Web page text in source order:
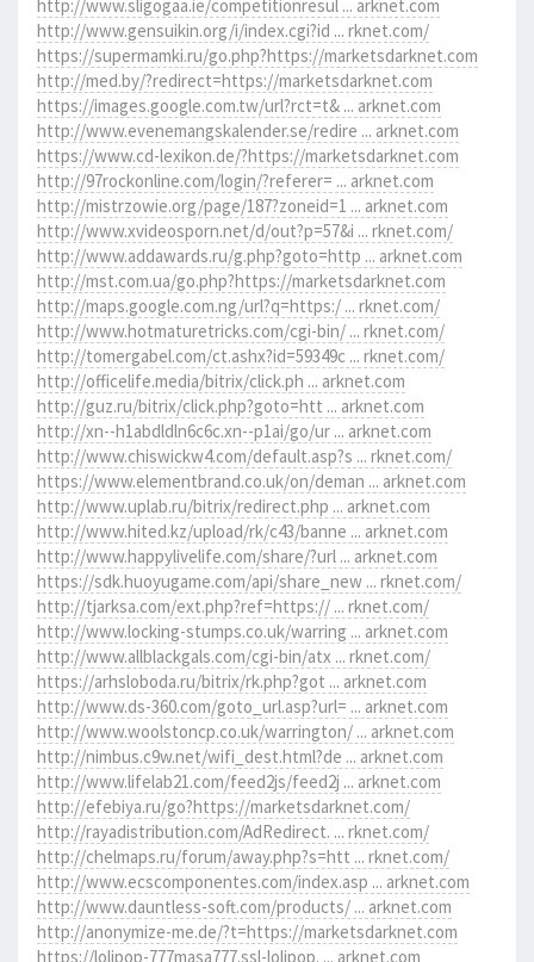
http://www.sligogaa.ie/competitionresul ... arknet.com
http://www.gensuikin.org/i/index.cgi?id ... rknet.com/
https://supermamki.ru/go.php?https://marketsdarknet.com
http://med.by/?redirect=https://marketsdarknet.com
https://images.google.com.tw/url?rct=t& ... arknet.com
http://www.evenemangskalender.se/redire ... arknet.com
https://www.cd-lexikon.de/?https://marketsdarknet.com
http://97rockonline.com/login/?referer= ... arknet.com
http://mistrzowie.org/page/187?zoneid=1 ... arknet.com
http://www.xvideosporn.net/d/out?p=57&i ... rknet.com/
http://www.addawards.ru/g.php?goto=http ... arknet.com
http://mst.com.ua/go.php?https://marketsdarknet.com
http://maps.google.com.ng/url?q=https:/ ... rknet.com/
http://www.hotmaturetricks.com/cgi-bin/ ... rknet.com/
http://tomergabel.com/ct.ashx?id=59349c ... rknet.com/
http://officelife.media/bitrix/click.ph ... arknet.com
http://guz.ru/bitrix/click.php?goto=htt ... arknet.com
http://xn--h1abdldln6c6c.xn--p1ai/go/ur ... arknet.com
http://www.chiswickw4.com/default.asp?s ... rknet.com/
https://www.elementbrand.co.uk/on/deman ... arknet.com
http://www.uplab.ru/bitrix/redirect.php ... arknet.com
http://www.hited.kz/upload/rk/c43/banne ... arknet.com
http://www.happylivelife.com/share/?url ... arknet.com
https://sdk.huoyugame.com/api/share_new ... rknet.com/
http://tjarksa.com/ext.php?ref=https:// ... rknet.com/
http://www.locking-stumps.co.uk/warring ... arknet.com
http://www.allblackgals.com/cgi-bin/atx ... rknet.com/
https://arhsloboda.ru/bitrix/rk.php?got ... arknet.com
http://www.ds-360.com/goto_url.asp?url= ... arknet.com
http://www.woolstoncp.co.uk/warrington/ ... arknet.com
http://nimbus.c9w.net/wifi_dest.html?de ... arknet.com
http://www.lifelab21.com/feed2js/feed2j ... arknet.com
http://efebiya.ru/go?https://marketsdarknet.com/
http://rayadistribution.com/AdRedirect. ... rknet.com/
http://chelmaps.ru/forum/away.php?s=htt ... rknet.com/
http://www.ecscomponentes.com/index.asp ... arknet.com
http://www.dauntless-soft.com/products/ ... arknet.com
http://anonymize-me.de/?t=https://marketsdarknet.com
https://lolipop-777masa777.ssl-lolipop. ... arknet.com